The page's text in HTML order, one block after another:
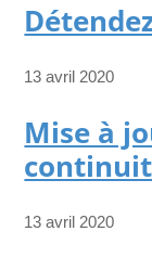
13 avril 2020
Mise à
13 avril 2020